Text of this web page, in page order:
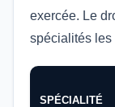
exercée. Le
spécialités les
SPÉCIALITÉ